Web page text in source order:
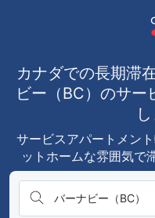
カナダでの長期滞
ビー（BC）のサー
サービスアパートメン
ットホームな雰囲気で
バーナビー（BC）